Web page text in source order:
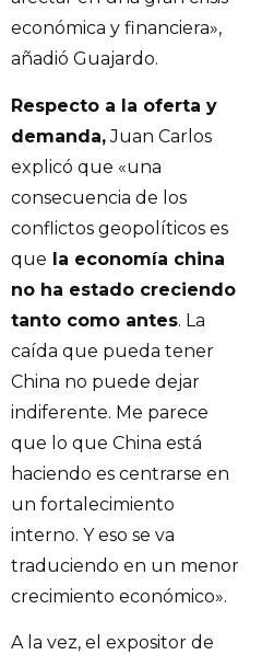
económica y financiera»,
añadió Guajardo.
Respecto a la oferta y
demanda,Juan Carlos
explicó que «una
consecuencia de los
conflictos geopolíticos es
que la economía china
no ha estado creciendo
tanto como antes. La
caída que pueda tener
China no puede dejar
indiferente. Me parece
que lo que China está
haciendo es centrarse en
un fortalecimiento
interno. Y eso se va
traduciendo en un menor
crecimiento económico».
A la vez, el expositor de